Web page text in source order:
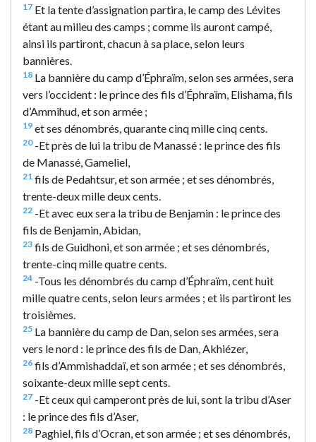
17 Et la tente d’assignation partira, le camp des Lévites
étant au milieu des camps ; comme ils auront campé,
ainsi ils partiront, chacun à sa place, selon leurs
bannières.
18 La bannière du camp d’Éphraïm, selon ses armées, sera
vers l’occident : le prince des fils d’Éphraïm, Elishama, fils
d’Ammihud, et son armée ;
19 et ses dénombrés, quarante cinq mille cinq cents.
20-Et près de lui la tribu de Manassé : le prince des fils
de Manassé, Gameliel,
21 fils de Pedahtsur, et son armée ; et ses dénombrés,
trente-deux mille deux cents.
22 -Et avec eux sera la tribu de Benjamin : le prince des
fils de Benjamin, Abidan,
23 fils de Guidhoni, et son armée ; et ses dénombrés,
trente-cinq mille quatre cents.
24 -Tous les dénombrés du camp d’Éphraïm, cent huit
mille quatre cents, selon leurs armées ; et ils partiront les
troisièmes.
25 La bannière du camp de Dan, selon ses armées, sera
vers le nord : le prince des fils de Dan, Akhiézer,
26 fils d’Ammishaddaï, et son armée ; et ses dénombrés,
soixante-deux mille sept cents.
27 -Et ceux qui camperont près de lui, sont la tribu d’Aser
: le prince des fils d’Aser,
28 Paghiel, fils d’Ocran, et son armée ; et ses dénombrés,